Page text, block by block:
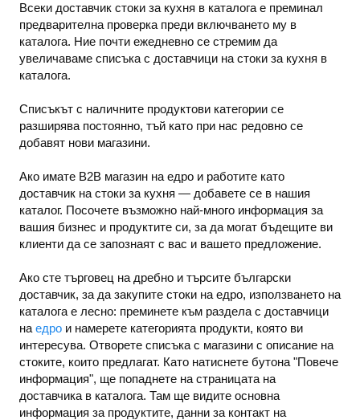
Всеки доставчик стоки за кухня в каталога е преминал
предварителна проверка преди включването му в
каталога. Ние почти ежедневно се стремим да
увеличаваме списъка с доставчици на стоки за кухня в
каталога.
Списъкът с наличните продуктови категории се
разширява постоянно, тъй като при нас редовно се
добавят нови магазини.
Ако имате B2B магазин на едро и работите като
доставчик на стоки за кухня — добавете се в нашия
каталог. Посочете възможно най-много информация за
вашия бизнес и продуктите си, за да могат бъдещите ви
клиенти да се запознаят с вас и вашето предложение.
Ако сте търговец на дребно и търсите български
доставчик, за да закупите стоки на едро, използването на
каталога е лесно: преминете към раздела с доставчици
на едро и намерете категорията продукти, която ви
интересува. Отворете списъка с магазини с описание на
стоките, които предлагат. Като натиснете бутона "Повече
информация", ще попаднете на страницата на
доставчика в каталога. Там ще видите основна
информация за продуктите, данни за контакт на